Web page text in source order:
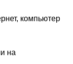
компьютер
на